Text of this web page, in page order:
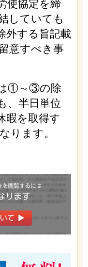
使協定を締
していても
外する旨記載
意すべき事
①～③の除
、半日単位
暇を取得す
ります。